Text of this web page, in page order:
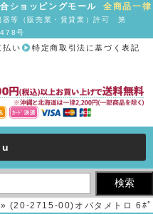
合ショッピングモール全商品一律
器等（販売業・賃貸業）許可 第
号
払い
特定商取引法に基づく表記
» (20-2715-00)オバタメトロ 6ﾎﾟ